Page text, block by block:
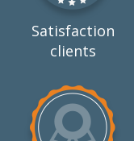
Satisfaction
clients